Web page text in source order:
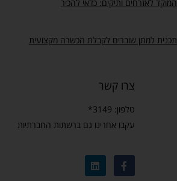
המוקד לאזרחים ותיקים: כדאי להכיר
תכנית למתן שוברים לקבלת הכשרה מקצועית
צרו קשר
טלפון: 3149*
עקבו אחרינו גם ברשתות החברתיות